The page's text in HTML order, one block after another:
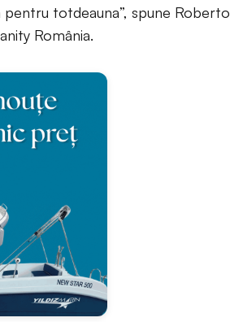
totdeauna”, spune Roberto
România.